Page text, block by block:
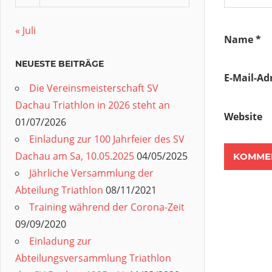
Name*
E-Mail-
Website
« Juli
NEUESTE BEITRÄGE
Die Vereinsmeisterschaft SV
Dachau Triathlon in 2026 steht an
01/07/2026
Einladung zur 100 Jahrfeier des SV
Dachau am Sa, 10.05.202504/05/2025
Jährliche Versammlung der
Abteilung Triathlon 08/11/2021
Training während der Corona-Zeit
09/09/2020
Einladung zur
Abteilungsversammlung Triathlon